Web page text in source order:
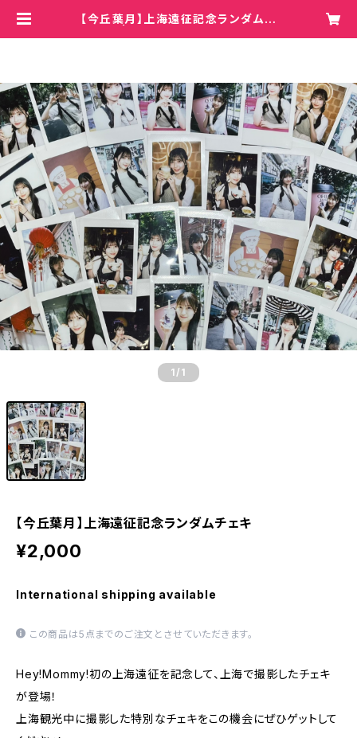
【今丘葉月】上海遠征記念ランダムチ
1 /1
【今丘葉月】上海遠征記念ランダムチェキ
¥2,000
International shipping available
この商品は5点までのご注文とさせていただきます。
Hey!Mommy!初の上海遠征を記念して、上海で撮影したチェキ
が登場！
上海観光中に撮影した特別なチェキをこの機会にぜひゲットして